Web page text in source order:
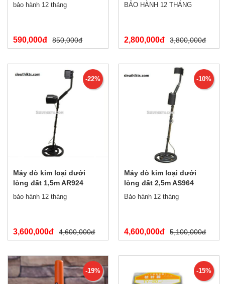
bảo hành 12 tháng
590,000đ 850,000đ
BẢO HÀNH 12 THÁNG
2,800,000đ 3,800,000đ
-22%
Máy dò kim loại dưới
lòng đất 1,5m AR924
bảo hành 12 tháng
3,600,000đ 4,600,000đ
-10%
Máy dò kim loại dưới
lòng đất 2,5m AS964
Bảo hành 12 tháng
4,600,000đ 5,100,000đ
-19% -15%